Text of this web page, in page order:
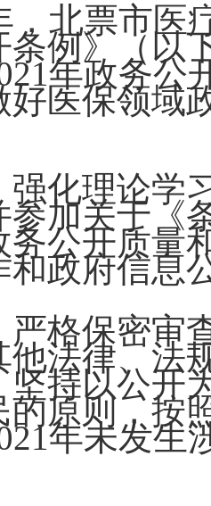
，北票市医
条例》（以
年政务公
好医保领域
强化理论
参加关于《
务公开质量
和政府信息
严格保密
他法律、法
坚持以公开
的原则，按
年未发生